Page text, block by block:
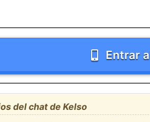
Entrar
del chat de Kelso